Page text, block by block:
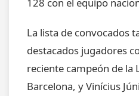
La lista de convocados
destacados jugadores
reciente campeón de la
Barcelona, y Vinícius